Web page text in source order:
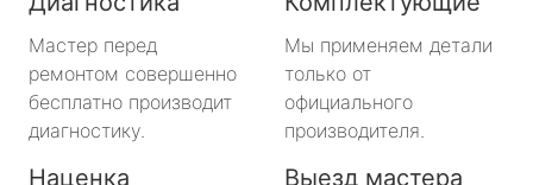
Мастер перед
ремонтом совершенно
бесплатно производит
диагностику.
Мы применяем детали
только от
официального
производителя.
Наценка Выезд мастера